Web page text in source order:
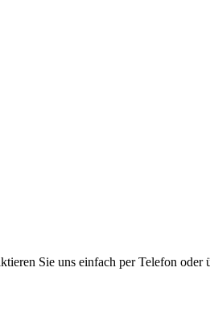
Sie uns einfach per Telefon oder